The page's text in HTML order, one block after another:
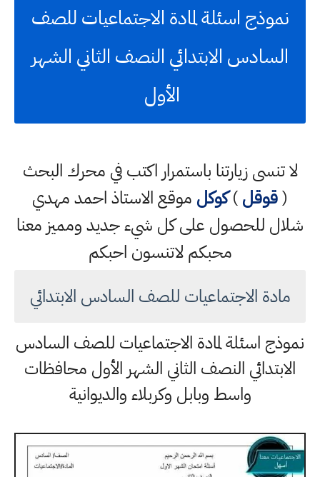
نموذج اسئلة لمادة الاجتماعيات للصف
السادس الابتدائي النصف الثاني الشهر
الأول
لا تنسى زيارتنا باستمرار اكتب في محرك البحث
(قوقل)كوكل موقع الاستاذ احمد مهدي
شلال للحصول على كل شيء جديد ومميز معنا
محبكم لاتنسون احبكم
مادة الاجتماعيات للصف السادس الابتدائي
نموذج اسئلة لمادة الاجتماعيات للصف السادس
الابتدائي النصف الثاني الشهر الأول محافظات
واسط وبابل وكربلاء والديوانية